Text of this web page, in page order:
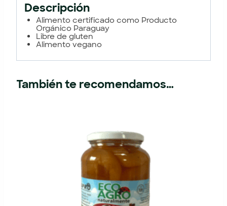
Descripción
Alimento certificado como Producto
Orgánico Paraguay
Libre de gluten
Alimento vegano
También te recomendamos…